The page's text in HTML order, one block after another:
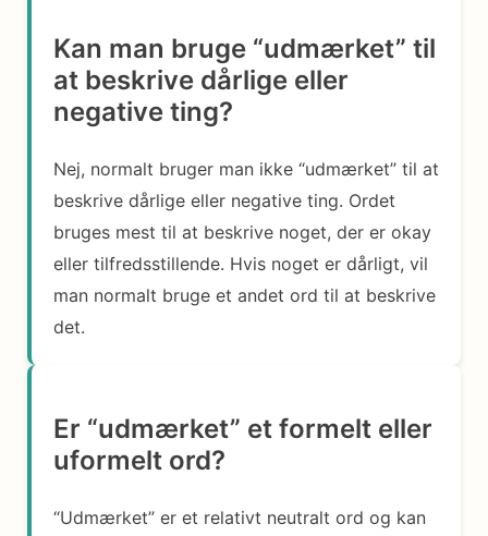
Kan man bruge “udmærket” til
at beskrive dårlige eller
negative ting?
Nej, normalt bruger man ikke “udmærket” til at
beskrive dårlige eller negative ting. Ordet
bruges mest til at beskrive noget, der er okay
eller tilfredsstillende. Hvis noget er dårligt, vil
man normalt bruge et andet ord til at beskrive
det.
Er “udmærket” et formelt eller
uformelt ord?
“Udmærket” er et relativt neutralt ord og kan